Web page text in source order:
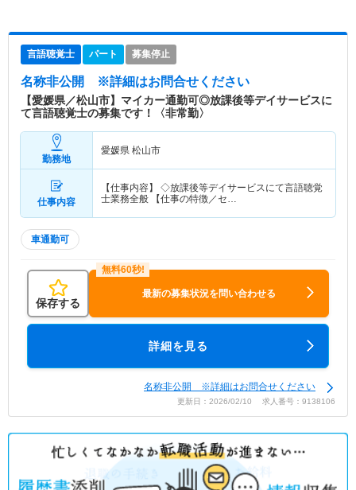
言語聴覚士 パート 募集停止
名称非公開 ※詳細はお問合せください
【愛媛県／松山市】マイカー通勤可◎放課後等デイサービスに
て言語聴覚士の募集です！〈非常勤〉
勤務地
愛媛県 松山市
仕事内容
【仕事内容】 ◇放課後等デイサービスにて言語聴覚
士業務全般 【仕事の特徴／セ…
車通勤可
保存する
最新の募集状況を問い合わせる
詳細を見る
名称非公開 ※詳細はお問合せください
更新日：2026/02/10 求人番号：9138106